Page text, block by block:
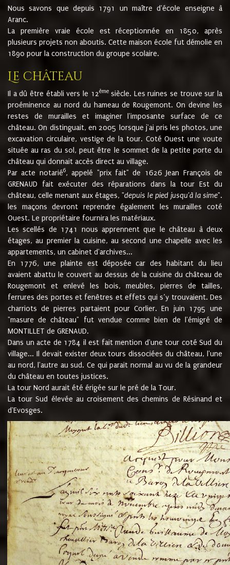
Nous savons que depuis 1791 un maître d'école enseigne à
Aranc.
La première vraie école est réceptionnée en 1850, après
plusieurs projets non aboutis. Cette maison école fut démolie en
1890 pour la construction du groupe scolaire.
Le château
Il a dû être établi vers le 12èmesiècle. Les ruines se trouve sur la
proéminence au nord du hameau de Rougemont. On devine les
restes de murailles et imaginer l'imposante surface de ce
château. On distinguait, en 2005 lorsque j'ai pris les photos, une
excavation circulaire, vestige de la tour. Coté Ouest une voute
située au ras du sol, peut être le sommet de la petite porte du
château qui donnait accès direct au village.
Par acte notarié6, appelé "prix fait" de 1626 Jean François de
GRENAUD fait exécuter des réparations dans la tour Est du
château, celle menant aux étages, "depuis le pied jusqu'à la sime".
les maçons devront reprendre également les murailles coté
Ouest. Le propriétaire fournira les matériaux.
Les scellés de 1741 nous apprennent que le château à deux
étages, au premier la cuisine, au second une chapelle avec les
appartements, un cabinet d'archives...
En 1776, une plainte est déposée car des habitant du lieu
avaient abattu le couvert au dessus de la cuisine du château de
Rougemont et enlevé les bois, meubles, pierres de tailles,
ferrures des portes et fenêtres et effets qui s’y trouvaient. Des
charriots de pierres partaient pour Corlier. En juin 1795 une
"masure de château" fut vendue comme bien de l'émigré de
MONTILLET de GRENAUD.
Dans un acte de 1784 il est fait mention d'une tour coté Sud du
village... Il devait exister deux tours dissociées du château, l'une
au nord, l'autre au sud. Ce qui parait normal au vu de la grandeur
du château en toutes justices.
La tour Nord aurait été érigée sur le pré de la Tour.
La tour Sud élevée au croisement des chemins de Résinand et
d'Evosges.